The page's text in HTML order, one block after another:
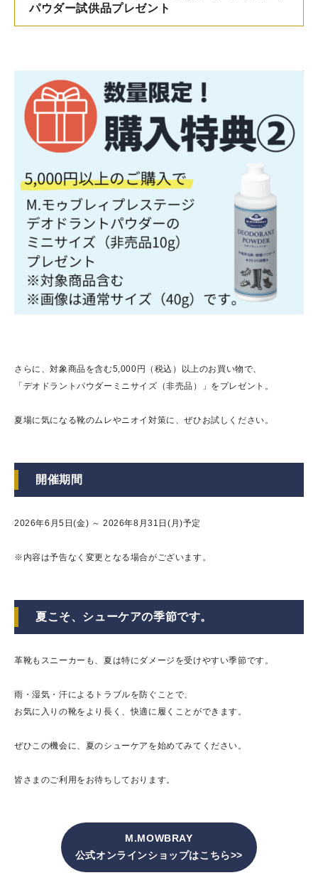
パウダー試供品プレゼント
さらに、対象商品を含む5,000円（税込）以上のお買い物で、
「デオドラントパウダーミニサイズ（非売品）」をプレゼント。
夏場に気になる靴のムレやニオイ対策に、ぜひお試しください。
開催期間
2026年6月5日(金) ～ 2026年8月31日(月)予定
※内容は予告なく変更となる場合がございます。
夏こそ、シューケアの季節です。
革靴もスニーカーも、夏は特にダメージを受けやすい季節です。
雨・湿気・汗によるトラブルを防ぐことで、
お気に入りの靴をより長く、快適に履くことができます。
ぜひこの機会に、夏のシューケアを始めてみてください。
皆さまのご利用をお待ちしております。
M.MOWBRAY
公式オンラインショップはこちら>>